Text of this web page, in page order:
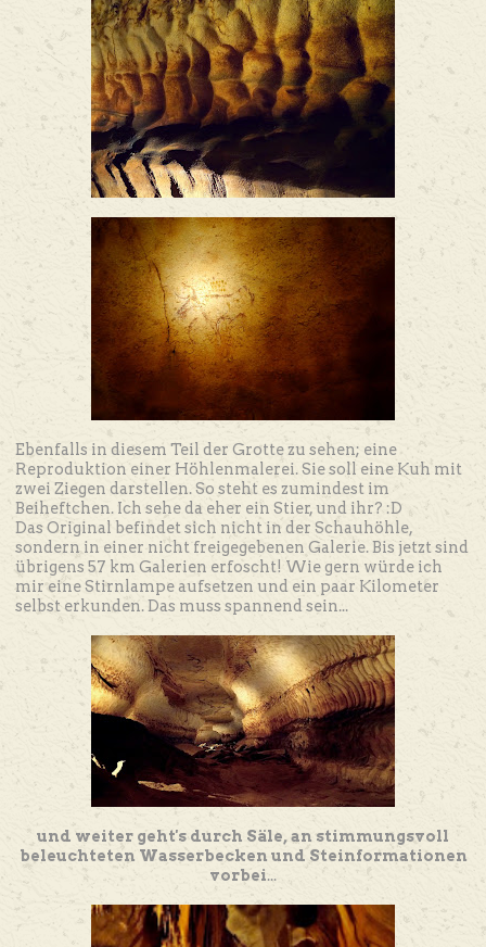
Ebenfalls in diesem Teil der Grotte zu sehen; eine
Reproduktion einer Höhlenmalerei. Sie soll eine Kuh mit
zwei Ziegen darstellen. So steht es zumindest im
Beiheftchen. Ich sehe da eher ein Stier, und ihr? :D
Das Original befindet sich nicht in der Schauhöhle,
sondern in einer nicht freigegebenen Galerie. Bis jetzt sind
übrigens 57 km Galerien erfoscht! Wie gern würde ich
mir eine Stirnlampe aufsetzen und ein paar Kilometer
selbst erkunden. Das muss spannend sein...
und weiter geht's durch Säle, an stimmungsvoll
beleuchteten Wasserbecken und Steinformationen
vorbei...